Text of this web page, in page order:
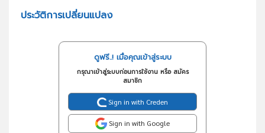
ประวัติการเปลี่ยนแปลง
ดูฟรี..! เมื่อคุณเข้าสู่ระบบ
กรุณาเข้าสู่ระบบก่อนการใช้งาน หรือ สมัคร
สมาชิก
Sign in with Creden
Sign in with Google